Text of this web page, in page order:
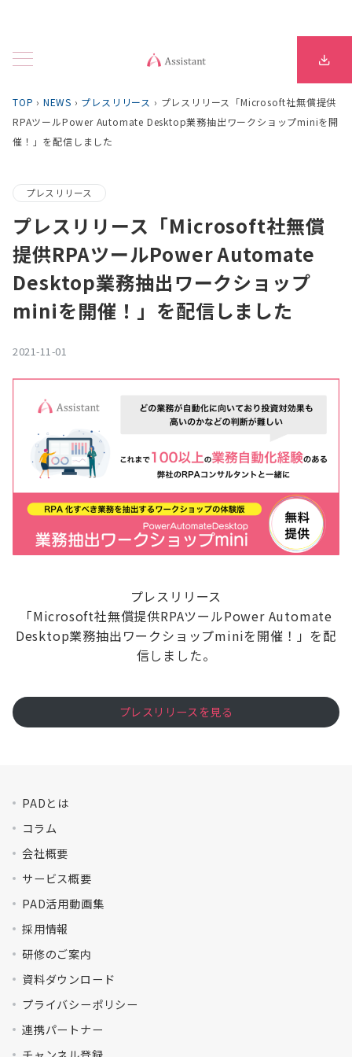
TOP › NEWS › プレスリリース › プレスリリース「Microsoft社無償提供
RPAツールPower Automate Desktop業務抽出ワークショップminiを開
催！」を配信しました
プレスリリース
プレスリリース「Microsoft社無償
提供RPAツールPower Automate
Desktop業務抽出ワークショップ
miniを開催！」を配信しました
2021-11-01
プレスリリース
「Microsoft社無償提供RPAツールPower Automate
Desktop業務抽出ワークショップminiを開催！」を配
信しました。
プレスリリースを見る
PADとは
コラム
会社概要
サービス概要
PAD活用動画集
採用情報
研修のご案内
資料ダウンロード
プライバシーポリシー
連携パートナー